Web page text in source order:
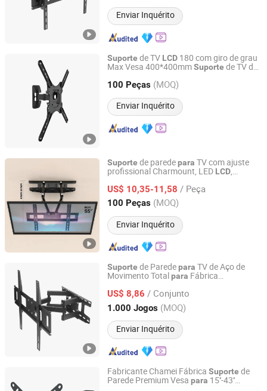
Enviar Inquérito
Suporte de TV LCD 180 com giro de grau
Max Vesa 400*400mmSuporte de TV de
parede
100 Peças (MOQ)
Enviar Inquérito
Ningbo Charm-Tech Import and Export Corporation Ltd.
Zhejiang, China Desde 2007
Suporte de paredepara TV com ajuste
profissional Charmount, LED LCD,
cantilever
US$ 10,35-11,58 / Peça
100 Peças (MOQ)
Enviar Inquérito
Ningbo Charm-Tech Import and Export Corporation Ltd.
Zhejiang, China Desde 2007
Suporte de Paredepara TV de Aço de
Movimento Totalpara Fábrica
Inclinação, Extensão, Articulado
de Painel Plano LEDLCD
US$ 8,86 / Conjunto
1.000 Jogos (MOQ)
Enviar Inquérito
Zhejiang Chamei Industry and Trade Co.,Ltd
Zhejiang, China Desde 2024
Fabricante Chamei Fábrica Suporte de
Parede Premium Vesa para 15''-43''
Zhejiang Chamei Industry and Trade Co.,Ltd